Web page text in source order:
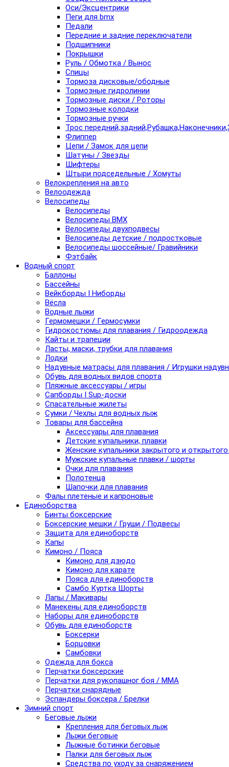
Оси/Эксцентрики
Пеги для bmx
Педали
Передние и задние переключатели
Подшипники
Покрышки
Руль / Обмотка / Вынос
Спицы
Тормоза дисковые/ободные
Тормозные гидролинии
Тормозные диски / Роторы
Тормозные колодки
Тормозные ручки
Трос
Флиппер
Цепи / Замок для цепи
Шатуны / Звезды
Шифтеры
Штыри подседельные / Хомуты
Велокрепления на авто
Велоодежда
Велосипеды
Велосипеды
Велосипеды BMX
Велосипеды двухподвесы
Велосипеды детские / подростковые
Велосипеды шоссейные/ Гравийники
Фэтбайк
Водный спорт
Баллоны
Бассейны
Вейкборды I Ниборды
Вёсла
Водные лыжи
Гермомешки / Гермосумки
Гидрокостюмы для плавания / Гидроодежда
Кайты и трапеции
Ласты, маски, трубки для плавания
Лодки
Надувные матрасы для плавания / Игрушки
Обувь для водных видов спорта
Пляжные аксессуары / игры
Сапборды I Sup-доски
Спасательные жилеты
Сумки / Чехлы для водных лыж
Товары для бассейна
Аксессуары для плавания
Детские купальники, плавки
Женские купальники закрытого и
Мужские купальные плавки / шорты
Очки для плавания
Полотенца
Шапочки для плавания
Фалы плетеные и капроновые
Единоборства
Бинты боксерские
Боксерские мешки / Груши / Подвесы
Защита для единоборств
Капы
Кимоно / Пояса
Кимоно для дзюдо
Кимоно для карате
Пояса для единоборств
Самбо Куртка Шорты
Лапы / Макивары
Манекены для единоборств
Наборы для единоборств
Обувь для единоборств
Боксерки
Борцовки
Самбовки
Одежда для бокса
Перчатки боксерские
Перчатки для рукопашног боя / ММА
Перчатки снарядные
Эспандеры боксера / Брелки
Зимний спорт
Беговые лыжи
Крепления для беговых лыж
Лыжи беговые
Лыжные ботинки беговые
Палки для беговых лыж
Средства по уходу за снаряжением